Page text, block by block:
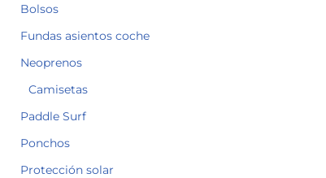
Bolsos
Fundas asientos coche
Neoprenos
Camisetas
Paddle Surf
Ponchos
Protección solar